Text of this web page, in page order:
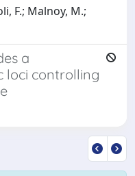
F.; Malnoy, M.;
a
loci controlling